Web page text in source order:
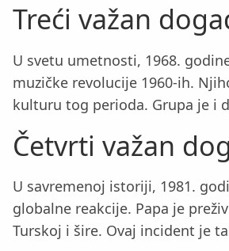
Treći važan
U svetu umetnosti, 1968.
muzičke revolucije 1960-ih.
kulturu tog perioda. Grupa je i
Četvrti važan
U savremenoj istoriji, 1981.
globalne reakcije. Papa je
Turskoj i šire. Ovaj incident je